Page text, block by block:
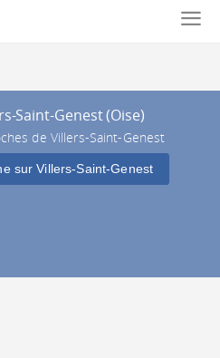
Saint-Genest (Oise)
de Villers-Saint-Genest
sur Villers-Saint-Genest